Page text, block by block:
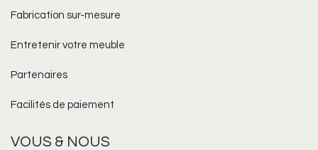
Fabrication sur-mesure​
Entretenir votre meuble
Partenaires
Facilités de paiement
VOUS & NOUS